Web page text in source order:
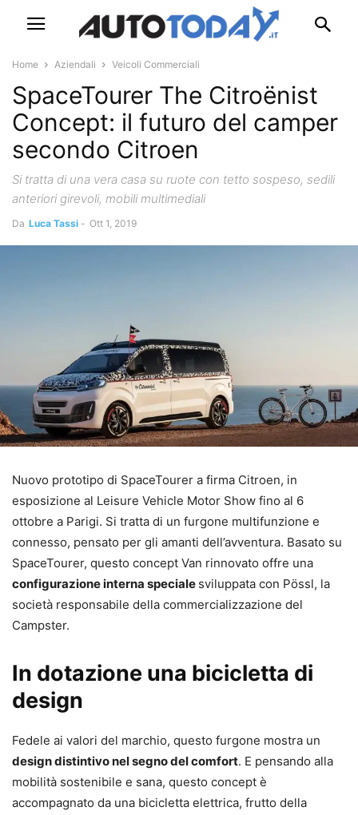
Home Aziendali Veicoli Commerciali
SpaceTourer The Citroënist
Concept: il futuro del camper
secondo Citroen
Si tratta di una vera casa su ruote con tetto sospeso, sedili
anteriori girevoli, mobili multimediali
Da Luca Tassi - Ott 1, 2019
Nuovo prototipo di SpaceTourer a firma Citroen, in
esposizione al Leisure Vehicle Motor Show fino al 6
ottobre a Parigi. Si tratta di un furgone multifunzione e
connesso, pensato per gli amanti dell’avventura. Basato su
SpaceTourer, questo concept Van rinnovato offre una
configurazione interna speciale sviluppata con Pössl, la
società responsabile della commercializzazione del
Campster.
In dotazione una bicicletta di
design
Fedele ai valori del marchio, questo furgone mostra un
design distintivo nel segno del comfort. E pensando alla
mobilità sostenibile e sana, questo concept è
accompagnato da una bicicletta elettrica, frutto della